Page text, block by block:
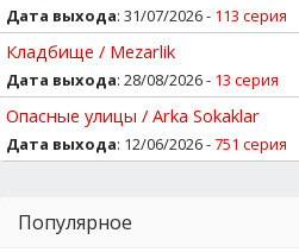
Дата выхода: 31/07/2026 - 113 серия
Кладбище / Mezarlik
Дата выхода: 28/08/2026 - 13 серия
Опасные улицы / Arka Sokaklar
Дата выхода: 12/06/2026 -751 серия
Популярное